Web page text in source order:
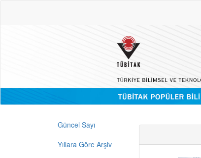
Güncel Sayı
Yıllara Göre Arşiv